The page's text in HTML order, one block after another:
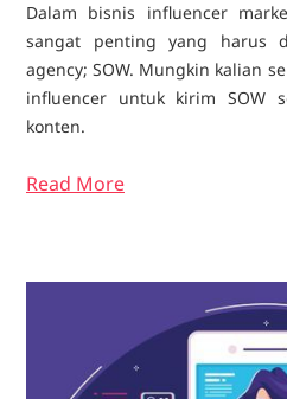
Dalam bisnis influencer
sangat penting yang harus
agency; SOW. Mungkin kalian
influencer untuk kirim SOW
konten.
Read More